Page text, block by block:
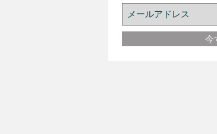
今